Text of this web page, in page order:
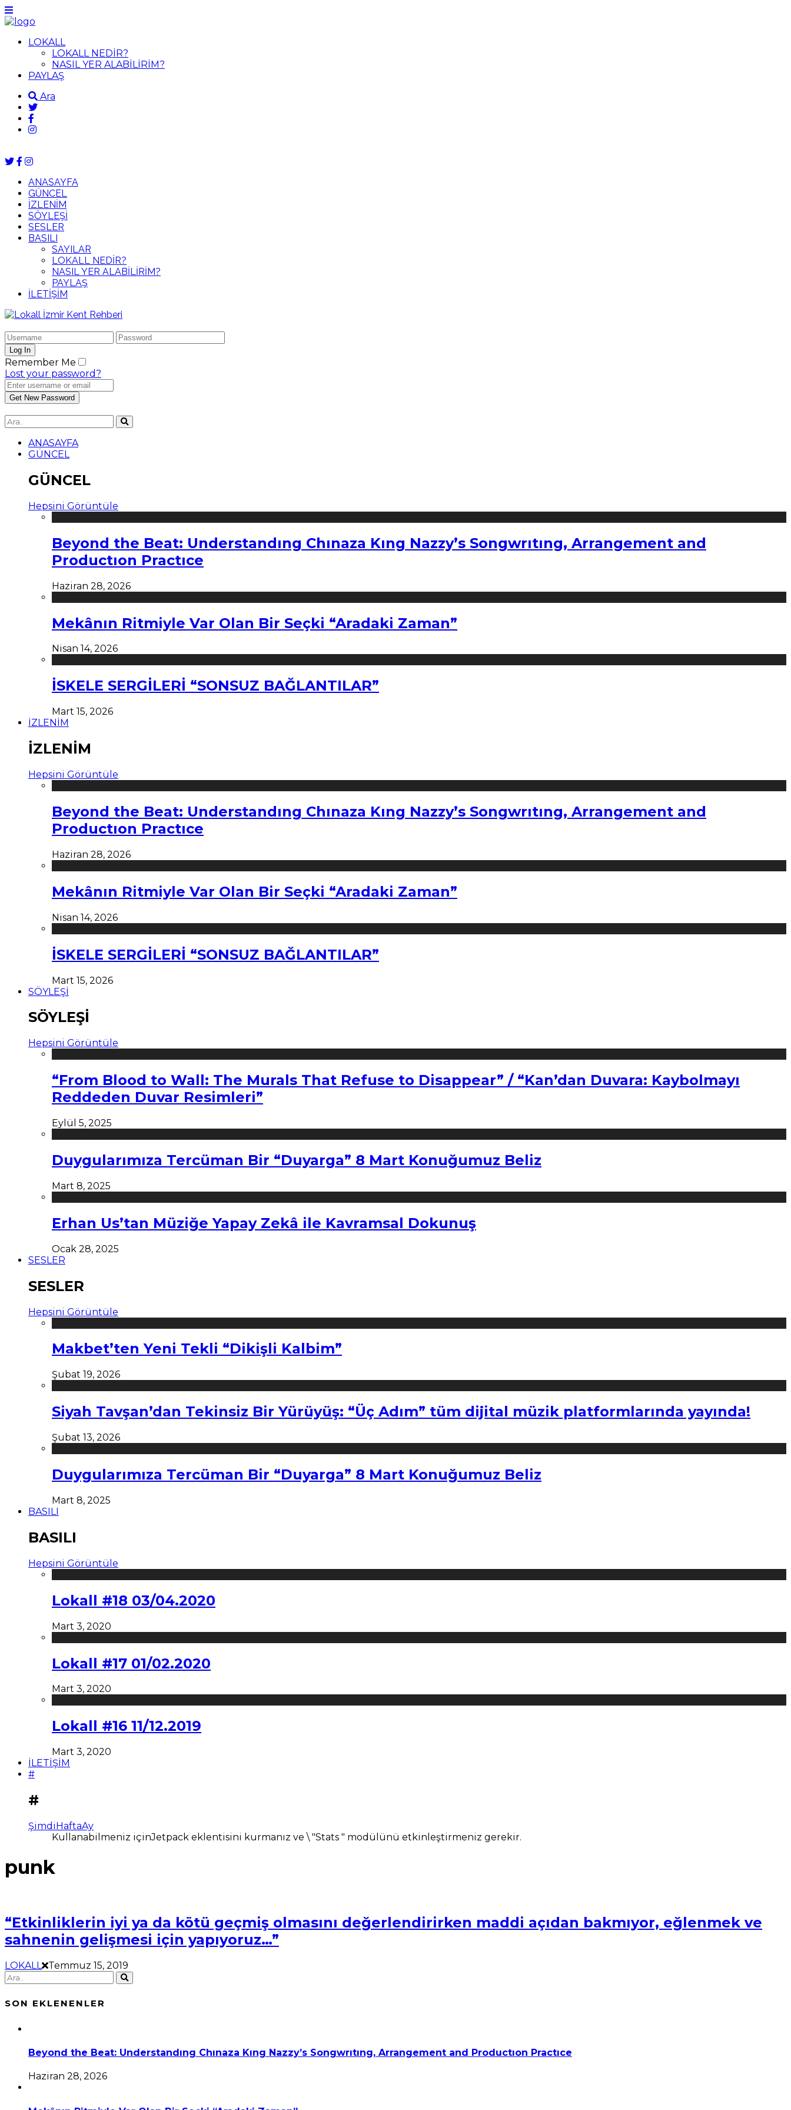
LOKALL
LOKALL NEDİR?
NASIL YER ALABİLİRİM?
PAYLAŞ
Ara
ANASAYFA
GÜNCEL
İZLENİM
SÖYLEŞİ
SESLER
BASILI
SAYILAR
LOKALL NEDİR?
NASIL YER ALABİLİRİM?
PAYLAŞ
İLETİŞİM
Remember Me
Lost your password?
ANASAYFA
GÜNCEL
GÜNCEL
Hepsini Görüntüle
Beyond the Beat: Understandıng Chınaza Kıng Nazzy’s Songwrıtıng, Arrangement and
Productıon Practıce
Haziran 28, 2026
Mekânın Ritmiyle Var Olan Bir Seçki “Aradaki Zaman”
Nisan 14, 2026
İSKELE SERGİLERİ “SONSUZ BAĞLANTILAR”
Mart 15, 2026
İZLENİM
İZLENİM
Hepsini Görüntüle
Beyond the Beat: Understandıng Chınaza Kıng Nazzy’s Songwrıtıng, Arrangement and
Productıon Practıce
Haziran 28, 2026
Mekânın Ritmiyle Var Olan Bir Seçki “Aradaki Zaman”
Nisan 14, 2026
İSKELE SERGİLERİ “SONSUZ BAĞLANTILAR”
Mart 15, 2026
SÖYLEŞİ
SÖYLEŞİ
Hepsini Görüntüle
“From Blood to Wall: The Murals That Refuse to Disappear” / “Kan’dan Duvara: Kaybolmayı
Reddeden Duvar Resimleri”
Eylül 5, 2025
Duygularımıza Tercüman Bir “Duyarga” 8 Mart Konuğumuz Beliz
Mart 8, 2025
Erhan Us’tan Müziğe Yapay Zekâ ile Kavramsal Dokunuş
Ocak 28, 2025
SESLER
SESLER
Hepsini Görüntüle
Makbet’ten Yeni Tekli “Dikişli Kalbim”
Şubat 19, 2026
Siyah Tavşan’dan Tekinsiz Bir Yürüyüş: “Üç Adım” tüm dijital müzik platformlarında yayında!
Şubat 13, 2026
Duygularımıza Tercüman Bir “Duyarga” 8 Mart Konuğumuz Beliz
Mart 8, 2025
BASILI
BASILI
Hepsini Görüntüle
Lokall #18 03/04.2020
Mart 3, 2020
Lokall #17 01/02.2020
Mart 3, 2020
Lokall #16 11/12.2019
Mart 3, 2020
İLETİŞİM
#
#
ŞimdiHaftaAy
Kullanabilmeniz içinJetpack eklentisini kurmanız ve \ "Stats " modülünü etkinleştirmeniz gerekir.
punk
“Etkinliklerin iyi ya da kötü geçmiş olmasını değerlendirirken maddi açıdan bakmıyor, eğlenmek ve
sahnenin gelişmesi için yapıyoruz…”
LOKALL Temmuz 15, 2019
SON EKLENENLER
Beyond the Beat: Understandıng Chınaza Kıng Nazzy’s Songwrıtıng, Arrangement and Productıon Practıce
Haziran 28, 2026